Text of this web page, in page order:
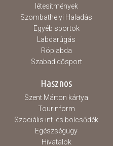
létesítmények
Szombathelyi Haladás
Egyéb sportok
Labdarúgás
Röplabda
Szabadidősport
Hasznos
Szent Márton kártya
Tourinform
Szociális int. és bölcsődék
Egészségügy
Hivatalok